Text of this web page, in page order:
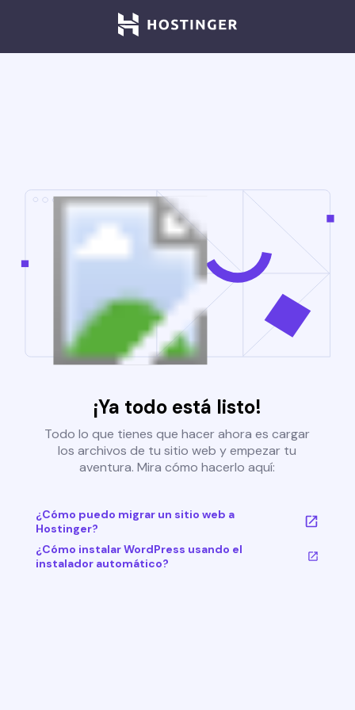
¡Ya todo está listo!
Todo lo que tienes que hacer ahora es cargar
los archivos de tu sitio web y empezar tu
aventura. Mira cómo hacerlo aquí:
¿Cómo puedo migrar un sitio web a
Hostinger?
¿Cómo instalar WordPress usando el
instalador automático?